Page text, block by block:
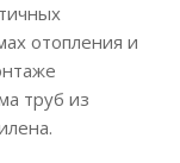
отопления и
труб из